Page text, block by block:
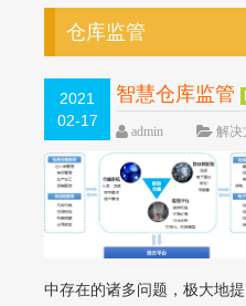
仓库监管
2021
02-17
智慧仓库监管
admin 解决
中存在的诸多问题，极大地